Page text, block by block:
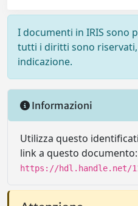
I documenti in IRIS sono
tutti i diritti sono riservati,
indicazione.
Informazioni
Utilizza questo
link a questo documento:
https://hdl.handle.net/